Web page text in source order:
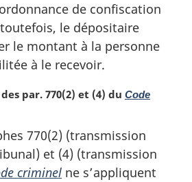
de confiscation
le dépositaire
le montant à la personne
à le recevoir.
par. 770(2) et (4) du Code
770(2) (transmission
et (4) (transmission
criminel ne s’appliquent